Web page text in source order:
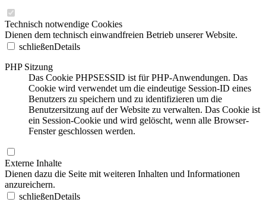
Technisch notwendige Cookies
Dienen dem technisch einwandfreien Betrieb unserer Website.
schließenDetails
PHP Sitzung
Das Cookie PHPSESSID ist für PHP-Anwendungen. Das
Cookie wird verwendet um die eindeutige Session-ID eines
Benutzers zu speichern und zu identifizieren um die
Benutzersitzung auf der Website zu verwalten. Das Cookie ist
ein Session-Cookie und wird gelöscht, wenn alle Browser-
Fenster geschlossen werden.
Externe Inhalte
Dienen dazu die Seite mit weiteren Inhalten und Informationen
anzureichern.
schließenDetails